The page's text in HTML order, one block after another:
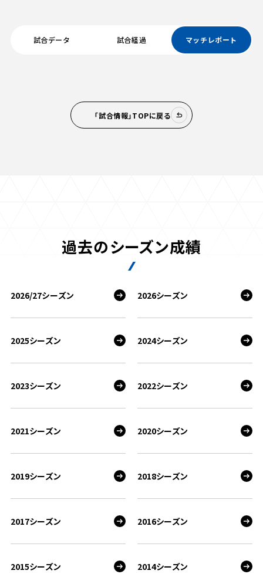
試合データ 試合経過 マッチレポート
「試合情報」TOPに戻る
過去のシーズン成績
2026/27シーズン 2026シーズン
2025シーズン 2024シーズン
2023シーズン 2022シーズン
2021シーズン 2020シーズン
2019シーズン 2018シーズン
2017シーズン 2016シーズン
2015シーズン 2014シーズン